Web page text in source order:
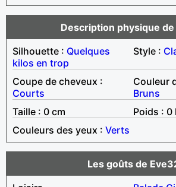
Description physique de
Silhouette : Quelques
kilos en trop
Style :
Coupe de cheveux :
Courts
Couleur
Bruns
Taille : 0 cm
Poids : 0
Couleurs des yeux : Verts
Les goûts de